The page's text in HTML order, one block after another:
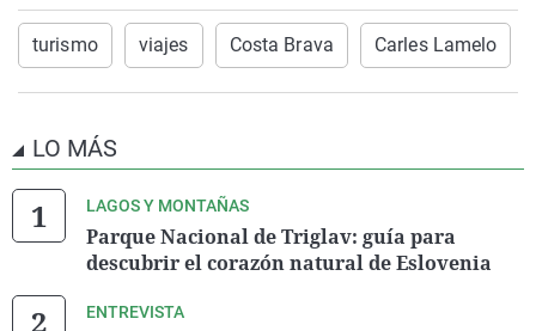
turismo viajes Costa Brava Carles Lamelo
LO MÁS
LAGOS Y MONTAÑAS
Parque Nacional de Triglav: guía para
descubrir el corazón natural de Eslovenia
ENTREVISTA